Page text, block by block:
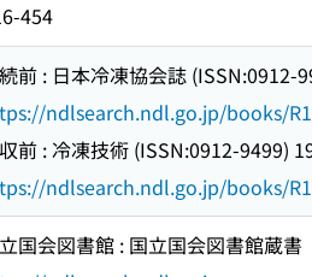
454
前 : 日本冷凍協会誌 (ISSN:0912-
ndlsearch.ndl.go.jp/books/
前 : 冷凍技術 (ISSN:0912-9499)
ndlsearch.ndl.go.jp/books/
国会図書館 : 国立国会図書館蔵書